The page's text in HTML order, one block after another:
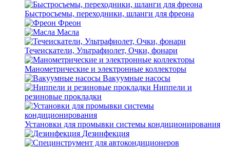
Быстросъемы, переходники, шланги для фреона
Фреон
Масла
Течеискатели, Ультрафиолет, Очки, фонари
Манометрические и электронные коллекторы
Вакуумные насосы
Ниппели и
резиновые прокладки
Установки для промывки системы кондиционирования
Дезинфекция